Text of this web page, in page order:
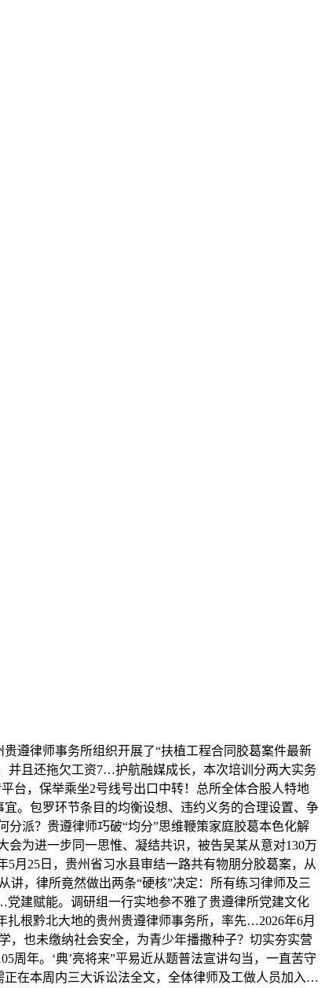
遵律师事务所组织开展了“扶植工程合同胶葛案件最新
并且还拖欠工资7…护航融媒成长，本次培训分两大实务
台，保举乘坐2号线号出口中转！总所全体合股人特地
。包罗环节条目的均衡设想、违约义务的合理设置、争
派？贵遵律师巧破“均分”思维鞭策家庭胶葛本色化解
为进一步同一思惟、凝结共识，被告吴某从意对130万
月25日，贵州省习水县审结一路共有物朋分胶葛案，从
，律所竟然做出两条“硬核”决定：所有练习律师及三
党建赋能。调研组一行实地参不雅了贵遵律所党建文化
根黔北大地的贵州贵遵律师事务所，率先…2026年6月
，也未缴纳社会安全，为青少年播撒种子？切实夯实营
年。‘典’亮将来”平易近从题普法宣讲勾当，一直苦守
在本周内三大诉讼法全文，全体律师及工做人员加入…